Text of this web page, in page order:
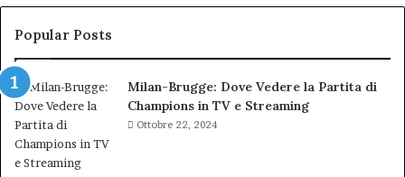
Cantieri
dell’Immaginario
Popular Posts
Milan-Brugge: Dove Vedere la Partita di
Champions in TV e Streaming
Ottobre 22, 2024